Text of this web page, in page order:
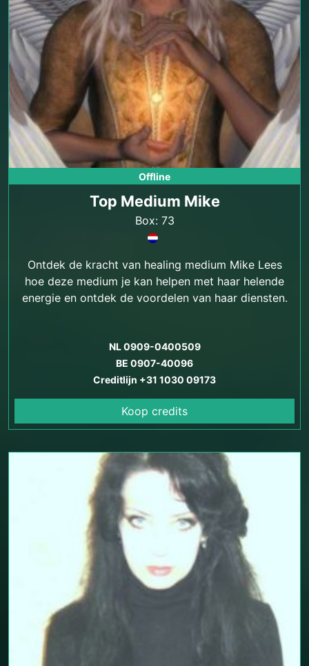
Offline
Top Medium Mike
Box: 73
Ontdek de kracht van healing medium Mike Lees
hoe deze medium je kan helpen met haar helende
energie en ontdek de voordelen van haar diensten.
NL 0909-0400509
BE 0907-40096
Creditlijn +31 1030 09173
Koop credits